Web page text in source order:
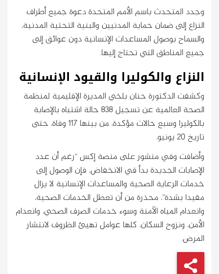
وجدد المتحدث باسم الأمم المتحدة دعوة جميع أطراف
النزاع إلى ضمان حماية المدنيين والبنية التحتية المدنية،
والسماح بوصول المساعدات الإنسانية دون عوائق إلى
جميع المناطق التي تحتاج إليها.
النزاع والكوليرا والقيود الإنسانية
وكشفت الدكتورة حنان بلخي المديرة الإقليمية لمنظمة
الصحة العالمية عن تسجيل 838 حالة اشتباه بالإصابة
بالكوليرا وسبع حالات مؤكدة، من بينها 117 وفاة، حتى
تاريخ 20 يونيو.
وأضافت وفي منشور على منصة إكس “رغم أن عدد
الإصابات الجديدة بدأ في الانخفاض، فإن الوصول إلى
خدمات الرعاية الصحية والمساعدات الإنسانية لا يزال
مقيدا بشدة”، محذرة من أن تعطل الخدمات الصحية،
وانعدام المياه الآمنة وسوء خدمات الصرف الصحي، وانعدام
الأمن، ونزوح السكان، كلها عوامل تهيئ الظروف لانتشار
المرض.